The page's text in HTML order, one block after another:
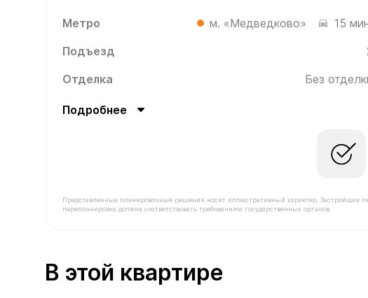
Метро м. «Медведково» 15
Подъезд
Отделка
Без
Подробнее
Представленные планировочные решения носят иллюстративный характер. Застройщик
перепланировка должна соответствовать требованиям государственных органов.
В этой квартире